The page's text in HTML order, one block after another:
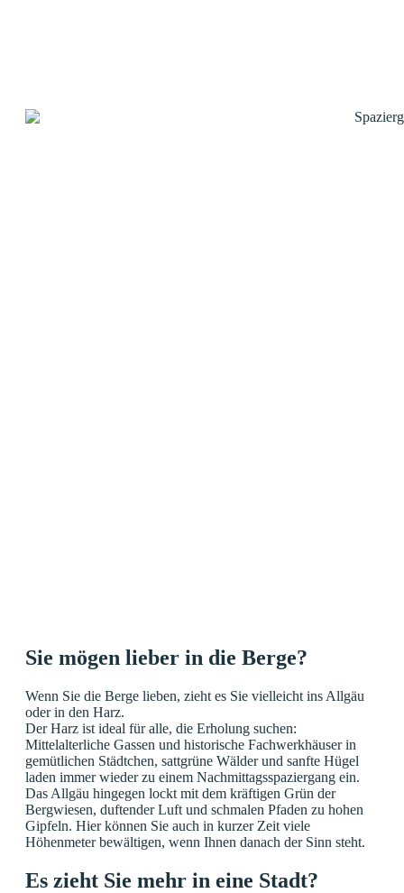
Sie mögen lieber in die Berge?
Wenn Sie die Berge lieben, zieht es Sie vielleicht ins Allgäu
oder in den Harz.
Der Harz ist ideal für alle, die Erholung suchen:
Mittelalterliche Gassen und historische Fachwerkhäuser in
gemütlichen Städtchen, sattgrüne Wälder und sanfte Hügel
laden immer wieder zu einem Nachmittagsspaziergang ein.
Das Allgäu hingegen lockt mit dem kräftigen Grün der
Bergwiesen, duftender Luft und schmalen Pfaden zu hohen
Gipfeln. Hier können Sie auch in kurzer Zeit viele
Höhenmeter bewältigen, wenn Ihnen danach der Sinn steht.
Es zieht Sie mehr in eine Stadt?